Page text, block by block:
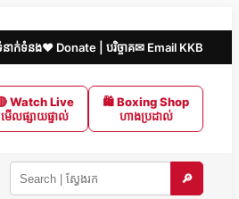
ាក់ទំនង❤️ Donate | បរិច្ចាគ✉ Email KKB
Watch Live
មើលផ្សាយផ្ទាល់
🛍 Boxing Shop
ហាងប្រដាល់
Search
🔎